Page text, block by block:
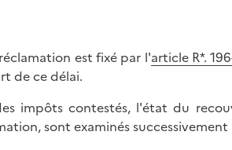
est fixé par l'article R*.
de ce délai.
impôts contestés, l'état du
sont examinés successivement